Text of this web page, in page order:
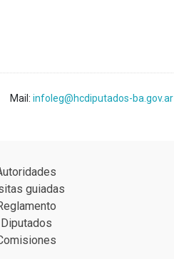
Mail: infoleg@hcdiputados-ba.gov.ar
guiadas
Diputados